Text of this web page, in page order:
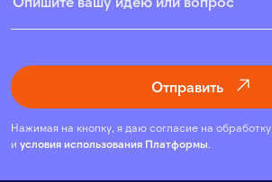
Отправить
Нажимая на кнопку, я даю согласие на обработку
и условия использования Платформы.